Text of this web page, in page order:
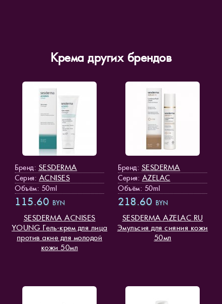
Крема других брендов
Бренд: SESDERMA
Серия: ACNISES
Объём: 50ml
115.60 BYN
SESDERMA ACNISES
YOUNG Гель-крем для лица
против акне для молодой
кожи 50мл
Бренд: SESDERMA
Серия: AZELAC
Объём: 50ml
218.60 BYN
SESDERMA AZELAC RU
Эмульсия для сияния кожи
50мл